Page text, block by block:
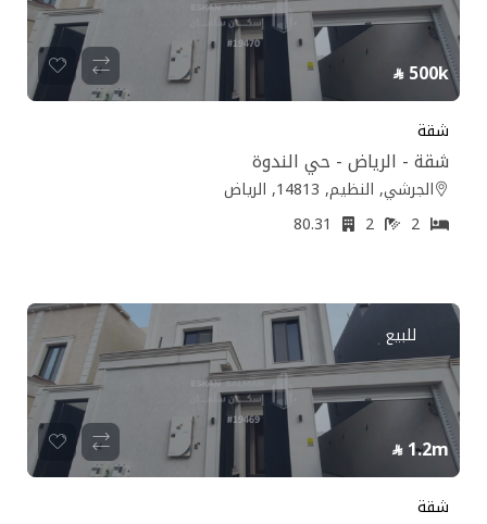
500k
شقة
شقة - الرياض - حي الندوة
الجرشي, النظيم, 14813, الرياض
2
2
للبيع
1.2m
شقة